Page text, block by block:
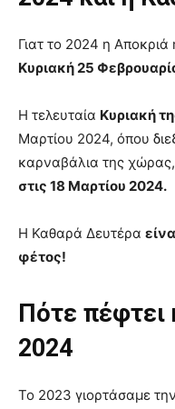
Γιατ το 2024 η Αποκριά
Κυριακή 25
Η τελευταία Κυριακή
Μαρτίου 2024, όπου
καρναβάλια της χώρας,
στις 18 Μαρτίου 2024.
Η Καθαρά Δευτέρα
φέτος!
Πότε πέφτει
2024
Το 2023 γιορτάσαμε